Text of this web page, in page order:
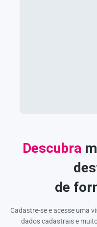
Descubra
de
Cadastre-se e acesse uma
dados cadastrais e